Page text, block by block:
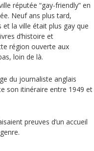
réputée “gay-friendly” en
Neuf ans plus tard,
et la ville était plus gay que
d’histoire et
région ouverte aux
loin de là.
du journaliste anglais
son itinéraire entre 1949 et
preuves d’un accueil